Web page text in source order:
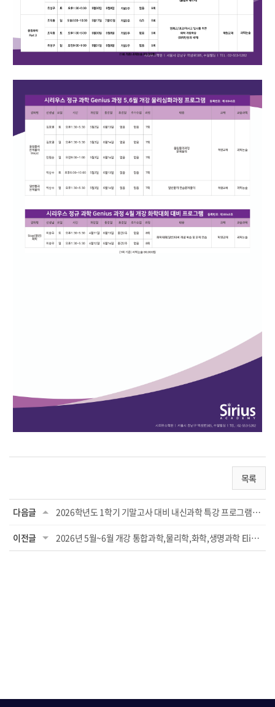
목록
다음글 2026학년도 1학기 기말고사 대비 내신과학 특강 프로그램 (개포중, 구룡중, 단대부중, 대명중, ...
이전글 2026년 5월~6월 개강 통합과학,물리학,화학,생명과학 Elite 프로그램